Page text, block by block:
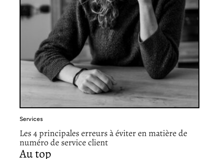
Services
Les 4 principales erreurs à éviter en matière de
numéro de service client
Au top